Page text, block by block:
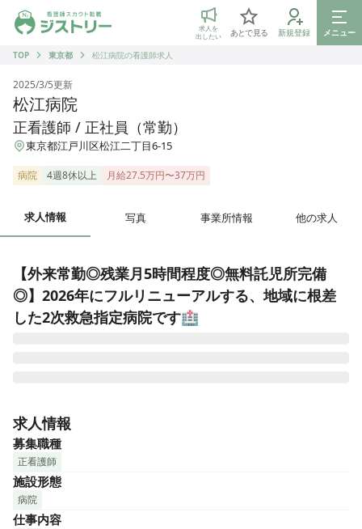
ジストリー 看護師の転職マッチング
求人を
出したい
あとで見る 新規登録
メニュー
TOP
東京都 松江病院の看護師求人
2025/3/5更新
松江病院
正看護師 / 正社員（常勤）
東京都江戸川区松江二丁目6-15
病院 4週8休以上 月給27.5万円〜37万円
求人情報 写真 事業所情報 他の求人
【外来常勤◎残業月5時間程度◎無料託児所完備
◎】2026年にフルリニューアルする、地域に根差
した2次救急指定病院です🏥
病院です。地域の高齢者の方々を中心に地域に密着して医療
提供を行っています。
看護スタッフも若いママさんナースからベテランのスタッフ
まで幅広い層の職員が在籍しており、看護師長・主任を中心
に「働き続けられる職場づくり」を推進している職場です。
2024年4月に94床の新病院オープン、2026年完了予定のリニ
ューアル工事で回復期リハビリテーション・緩和ケアも行う
求人情報
募集職種
正看護師
施設形態
病院
仕事内容